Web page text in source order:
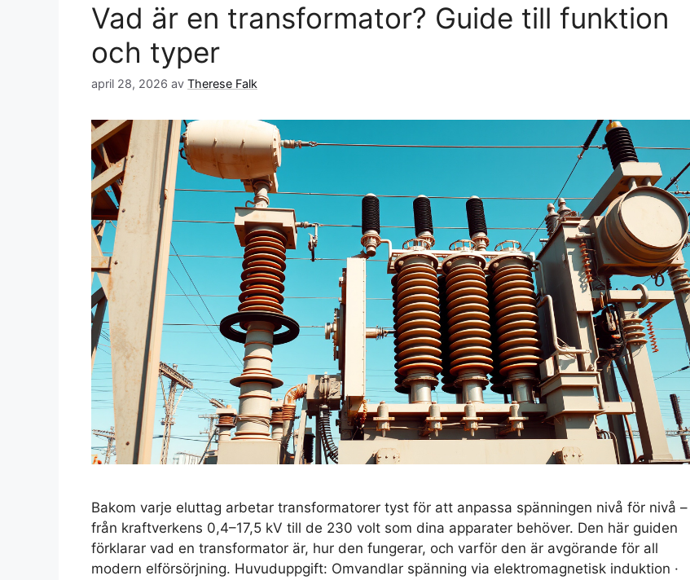
Vad är en transformator? Guide till funktion
och typer
april 28, 2026 av Therese Falk
Bakom varje eluttag arbetar transformatorer tyst för att anpassa spänningen nivå för nivå –
från kraftverkens 0,4–17,5 kV till de 230 volt som dina apparater behöver. Den här guiden
förklarar vad en transformator är, hur den fungerar, och varför den är avgörande för all
modern elförsörjning. Huvuduppgift: Omvandlar spänning via elektromagnetisk induktion ·